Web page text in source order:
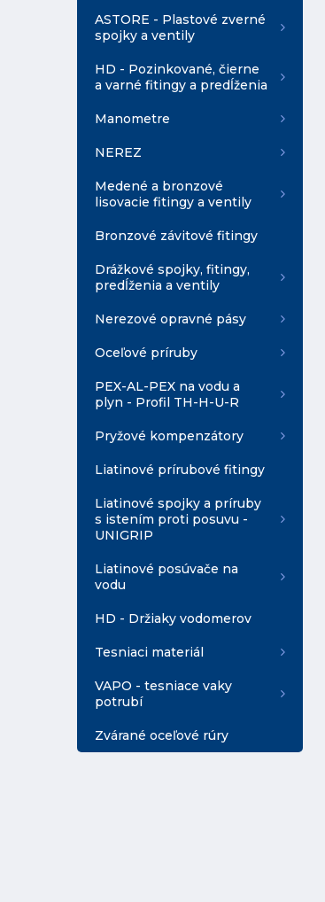
ASTORE - Plastové zverné
spojky a ventily
HD - Pozinkované, čierne
a varné fitingy a predĺženia
Manometre
NEREZ
Medené a bronzové
lisovacie fitingy a ventily
Bronzové závitové fitingy
Drážkové spojky, fitingy,
predĺženia a ventily
Nerezové opravné pásy
Oceľové príruby
PEX-AL-PEX na vodu a
plyn - Profil TH-H-U-R
Pryžové kompenzátory
Liatinové prírubové fitingy
Liatinové spojky a príruby
s istením proti posuvu -
UNIGRIP
Liatinové posúvače na
vodu
HD - Držiaky vodomerov
Tesniaci materiál
VAPO - tesniace vaky
potrubí
Zvárané oceľové rúry